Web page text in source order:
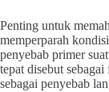
Penting untuk
memperparah
penyebab primer
tepat disebut
sebagai penyebab